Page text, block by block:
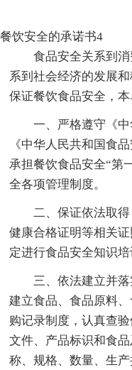
餐饮安全的承诺书4
食品安全关系到
系到社会经济的发展
保证餐饮食品安全，本
一、严格遵守《中
《中华人民共和国食
承担餐饮食品安全“第
全各项管理制度。
二、保证依法取
健康合格证明等相关
定进行食品安全知识培
三、依法建立并
建立食品、食品原料
购记录制度，认真查
文件、产品标识和食
称、规格、数量、生